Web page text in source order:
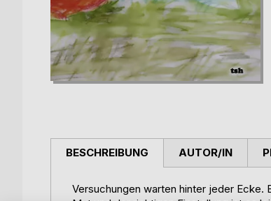
BESCHREIBUNG
Versuchungen warten hinter jeder
AUTOR/IN